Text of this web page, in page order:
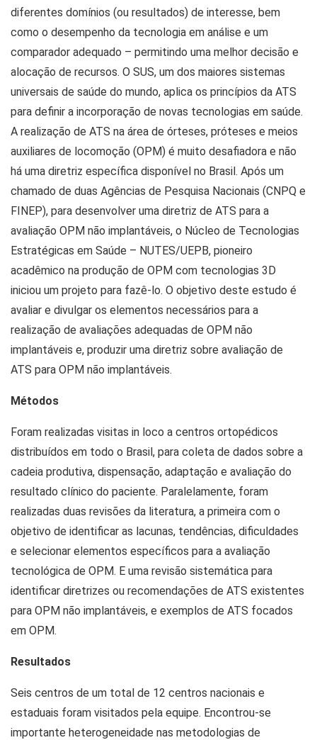
diferentes domínios (ou resultados) de interesse, bem
como o desempenho da tecnologia em análise e um
comparador adequado – permitindo uma melhor decisão e
alocação de recursos. O SUS, um dos maiores sistemas
universais de saúde do mundo, aplica os princípios da ATS
para definir a incorporação de novas tecnologias em saúde.
A realização de ATS na área de órteses, próteses e meios
auxiliares de locomoção (OPM) é muito desafiadora e não
há uma diretriz específica disponível no Brasil. Após um
chamado de duas Agências de Pesquisa Nacionais (CNPQ e
FINEP), para desenvolver uma diretriz de ATS para a
avaliação OPM não implantáveis, o Núcleo de Tecnologias
Estratégicas em Saúde – NUTES/UEPB, pioneiro
acadêmico na produção de OPM com tecnologias 3D
iniciou um projeto para fazê-lo. O objetivo deste estudo é
avaliar e divulgar os elementos necessários para a
realização de avaliações adequadas de OPM não
implantáveis e, produzir uma diretriz sobre avaliação de
ATS para OPM não implantáveis.
Métodos
Foram realizadas visitas in loco a centros ortopédicos
distribuídos em todo o Brasil, para coleta de dados sobre a
cadeia produtiva, dispensação, adaptação e avaliação do
resultado clínico do paciente. Paralelamente, foram
realizadas duas revisões da literatura, a primeira com o
objetivo de identificar as lacunas, tendências, dificuldades
e selecionar elementos específicos para a avaliação
tecnológica de OPM. E uma revisão sistemática para
identificar diretrizes ou recomendações de ATS existentes
para OPM não implantáveis, e exemplos de ATS focados
em OPM.
Resultados
Seis centros de um total de 12 centros nacionais e
estaduais foram visitados pela equipe. Encontrou-se
importante heterogeneidade nas metodologias de